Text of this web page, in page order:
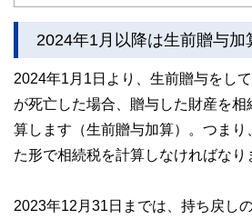
かしく感じられる年金や税金、
をわかりやすく発信している点
執筆者・監修者による執筆体制
やすさはもちろんのこと、読み
な情報発信を実現しています。
2024年1月以降は生前贈与加
2024年1月1日より、生前贈与をし
が死亡した場合、贈与した財産を
算します（生前贈与加算）。つまり
た形で相続税を計算しなければなり
2023年12月31日までは、持ち戻し